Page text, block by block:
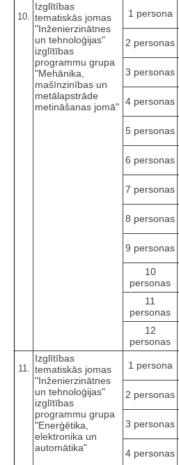
10.
Izglītības
tematiskās jomas
"Inženierzinātnes
un tehnoloģijas"
izglītības
programmu grupa
"Mehānika,
mašīnzinības un
metālapstrāde
metināšanas jomā"
1 persona
2 personas
3 personas
4 personas
5 personas
6 personas
7 personas
8 personas
9 personas
10
personas
11
personas
12
personas
11.
Izglītības
tematiskās jomas
"Inženierzinātnes
un tehnoloģijas"
izglītības
programmu grupa
"Enerģētika,
elektronika un
automātika"
1 persona
2 personas
3 personas
4 personas